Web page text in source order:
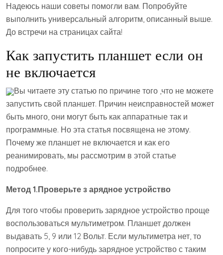
Надеюсь наши советы помогли вам. Попробуйте
выполнить универсальный алгоритм, описанный выше.
До встречи на страницах сайта!
Как запустить планшет если он
не включается
Вы читаете эту статью по причине того ,что не можете
запустить свой планшет. Причин неисправностей может
быть много, они могут быть как аппаратные так и
программные. Но эта статья посвящена не этому.
Почему же планшет не включается и как его
реанимировать, мы рассмотрим в этой статье
подробнее.
Метод 1.Проверьте з арядное устройство
Для того чтобы проверить зарядное устройство проще
воспользоваться мультиметром. Планшет должен
выдавать 5, 9 или 12 Вольт. Если мультиметра нет, то
попросите у кого-нибудь зарядное устройство с таким